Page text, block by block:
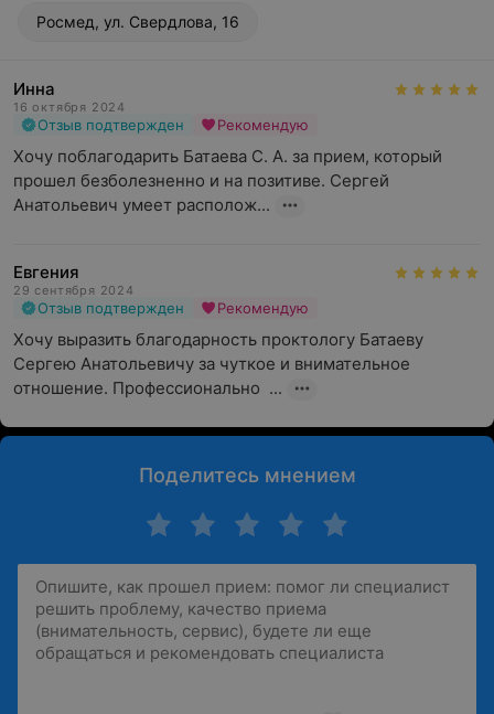
Росмед, ул. Свердлова, 16
Инна
16 октября 2024
Отзыв подтвержден Рекомендую
Хочу поблагодарить Батаева С. А. за прием, который
прошел безболезненно и на позитиве. Сергей
Анатольевич умеет располож...
Евгения
29 сентября 2024
Отзыв подтвержден Рекомендую
Хочу выразить благодарность проктологу Батаеву
Сергею Анатольевичу за чуткое и внимательное
отношение. Профессионально  ...
Поделитесь мнением